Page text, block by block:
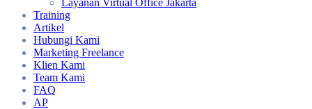
Layanan Virtual Office Jakarta
Training
Artikel
Hubungi Kami
Marketing Freelance
Klien Kami
Team Kami
FAQ
AP